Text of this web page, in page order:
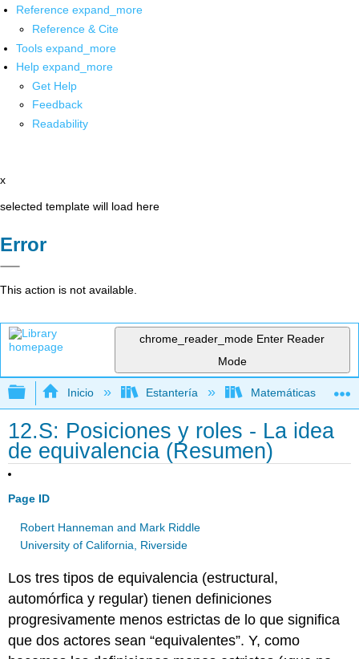
Reference expand_more
Reference & Cite
Tools expand_more
Help expand_more
Get Help
Feedback
Readability
x
selected template will load here
Error
This action is not available.
chrome_reader_mode Enter Reader
Mode
Expandir/contraer jerarquía global
Inicio Estantería Matemáticas
12.S: Posiciones y roles - La idea
de equivalencia (Resumen)
Page ID
Robert Hanneman and Mark Riddle
University of California, Riverside
Los tres tipos de equivalencia (estructural,
automórfica y regular) tienen definiciones
progresivamente menos estrictas de lo que significa
que dos actores sean “equivalentes”. Y, como